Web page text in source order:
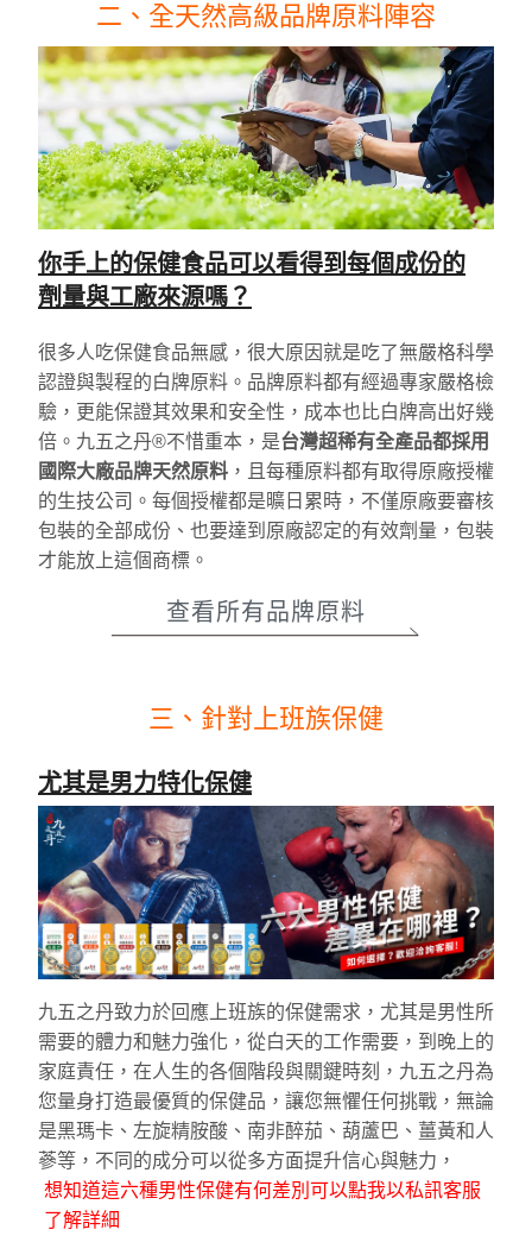
二、全天然高級品牌原料陣容
你手上的保健食品可以看得到每個成份的
劑量與工廠來源嗎？
很多人吃保健食品無感，很大原因就是吃了無嚴格科學
認證與製程的白牌原料。品牌原料都有經過專家嚴格檢
驗，更能保證其效果和安全性，成本也比白牌高出好幾
倍。九五之丹®不惜重本，是台灣超稀有全產品都採用
國際大廠品牌天然原料 ，且每種原料都有取得原廠授權
的生技公司。每個授權都是曠日累時，不僅原廠要審核
包裝的全部成份、也要達到原廠認定的有效劑量，包裝
才能放上這個商標。
查看所有品牌原料
三、針對上班族保健
尤其是男力特化保健
九五之丹致力於回應上班族的保健需求，尤其是男性所
需要的體力和魅力強化，從白天的工作需要，到晚上的
家庭責任，在人生的各個階段與關鍵時刻，九五之丹為
您量身打造最優質的保健品，讓您無懼任何挑戰，無論
是黑瑪卡、左旋精胺酸、南非醉茄、葫蘆巴、薑黃和人
蔘等，不同的成分可以從多方面提升信心與魅力，
想知道這六種男性保健有何差別可以點我以私訊客服
了解詳細